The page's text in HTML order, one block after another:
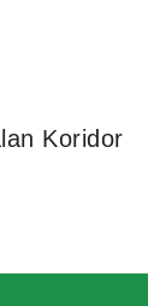
Koridor